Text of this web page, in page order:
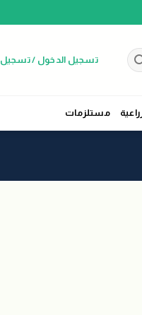
تسجيل الدخول / تسجيل
مستلزمات